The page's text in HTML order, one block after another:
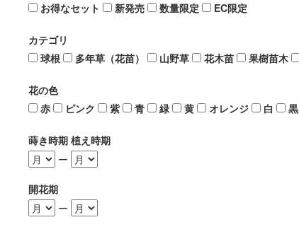
お得なセット
新発売 数量限定 EC限定
カテゴリ
球根
多年草（花苗） 山野草 花木苗 果樹苗木
花の色
赤
ピンク 紫 青 緑 黄 オレンジ 白 黒
蒔き時期 植え時期
ー
開花期
ー